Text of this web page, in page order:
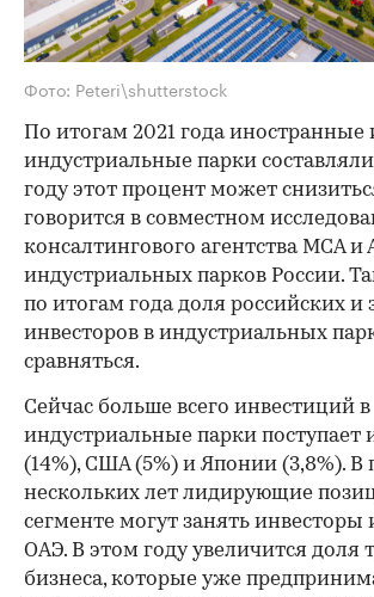
Фото: Peteri\shutterstock
По итогам 2021 года иностранные
индустриальные парки составляли
году этот процент может
говорится в совместном
консалтингового агентства MCA
индустриальных парков России.
по итогам года доля российских
инвесторов в индустриальных
сравняться.
Сейчас больше всего инвестиций в
индустриальные парки поступает
(14%), США (5%) и Японии (3,8%). В
нескольких лет лидирующие
сегменте могут занять инвесторы
ОАЭ. В этом году увеличится доля
бизнеса, которые уже